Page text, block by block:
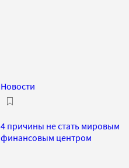
Новости
4 причины не стать мировым
финансовым центром